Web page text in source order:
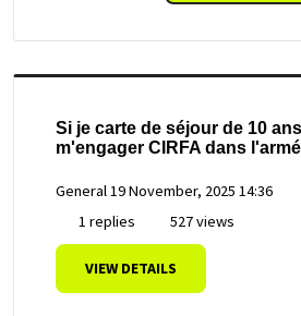
Si je carte de séjour de 10
m'engager CIRFA dans
General19 November, 2025 14:36
1 replies
527 views
VIEW DETAILS